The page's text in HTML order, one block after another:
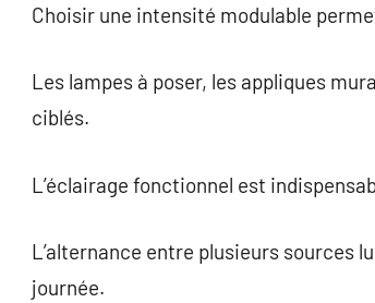
Choisir une intensité modulable
Les lampes à poser, les appliques
ciblés.
L’éclairage fonctionnel est
L’alternance entre plusieurs sources
journée.